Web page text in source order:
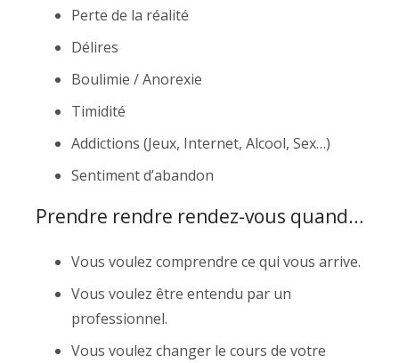
Perte de la réalité
Délires
Boulimie / Anorexie
Timidité
Addictions (Jeux, Internet, Alcool, Sex…)
Sentiment d’abandon
Prendre rendre rendez-vous quand…
Vous voulez comprendre ce qui vous arrive.
Vous voulez être entendu par un
professionnel.
Vous voulez changer le cours de votre